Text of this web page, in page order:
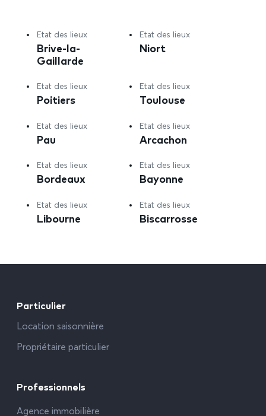
Etat des lieux
Brive-la-
Gaillarde
Etat des lieux
Niort
Etat des lieux
Poitiers
Etat des lieux
Toulouse
Etat des lieux
Pau
Etat des lieux
Arcachon
Etat des lieux
Bordeaux
Etat des lieux
Bayonne
Etat des lieux
Libourne
Etat des lieux
Biscarrosse
Particulier
Location saisonnière
Propriétaire particulier
Professionnels
Agence immobilière